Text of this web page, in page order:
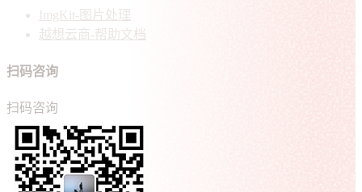
ImgKit-图片处理
越想云商-帮助文档
扫码咨询
扫码咨询